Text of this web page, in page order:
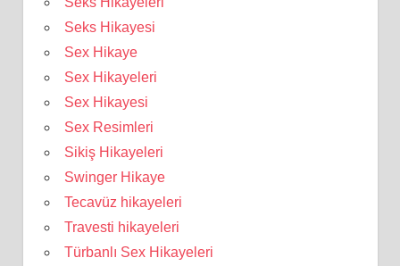
Seks Hikayesi
Sex Hikaye
Sex Hikayeleri
Sex Hikayesi
Sex Resimleri
Sikiş Hikayeleri
Swinger Hikaye
Tecavüz hikayeleri
Travesti hikayeleri
Türbanlı Sex Hikayeleri